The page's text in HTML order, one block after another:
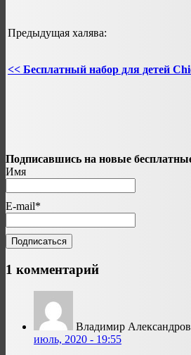
Предыдущая халява:
<< Бесплатный набор для детей
Подписавшись на новые
Имя
E-mail*
1 комментарий
Владимир
июль, 2020 - 19:55